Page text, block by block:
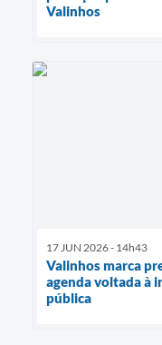
Valinhos
17 JUN 2026 - 14h43
Valinhos marca
agenda voltada à
pública